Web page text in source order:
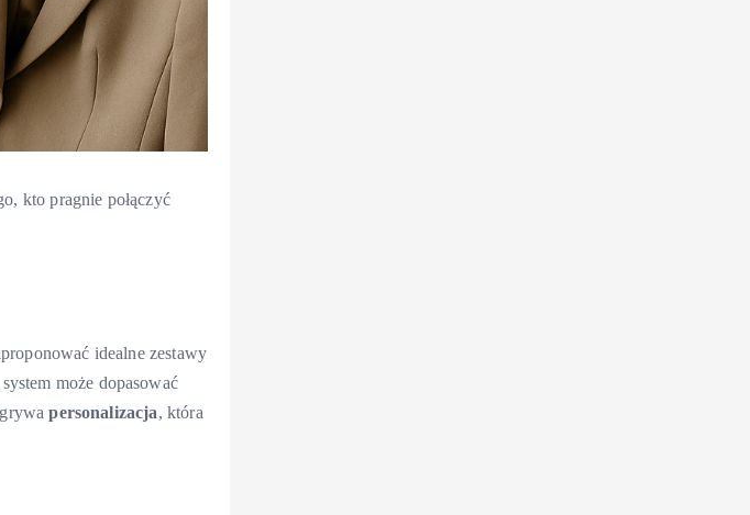
kto pragnie połączyć
idealne zestawy
może dopasować
personalizacja, która